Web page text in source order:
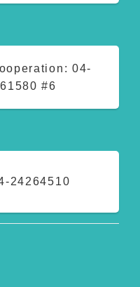
04-
#6
24264510